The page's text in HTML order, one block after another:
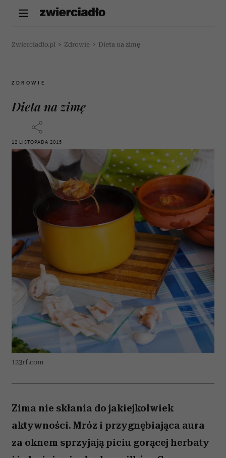
Zwierciadlo.pl > Zdrowie > Dieta na zimę
ZDROWIE
Dieta na zimę
12 LISTOPADA 2015
123rf.com
Zima nie skłania do jakiejkolwiek
aktywności. Mróz i przygnębiająca aura
za oknem sprzyjają piciu gorącej herbaty